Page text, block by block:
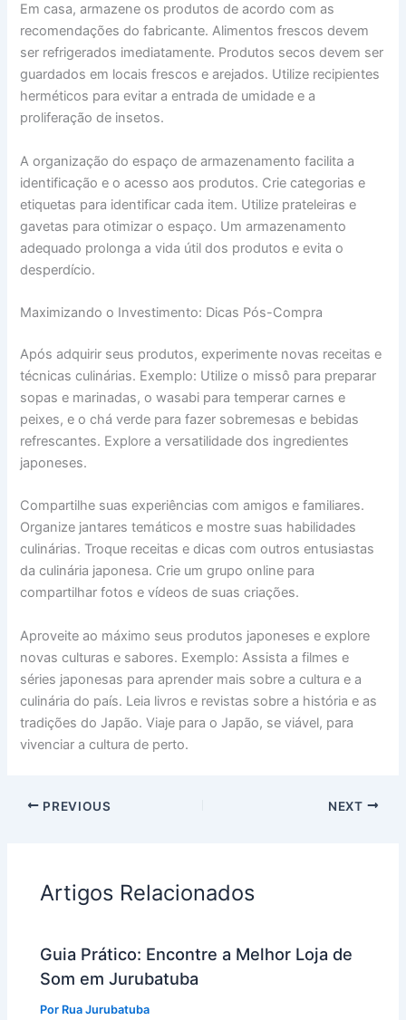
Em casa, armazene os produtos de acordo com as
recomendações do fabricante. Alimentos frescos devem
ser refrigerados imediatamente. Produtos secos devem ser
guardados em locais frescos e arejados. Utilize recipientes
herméticos para evitar a entrada de umidade e a
proliferação de insetos.
A organização do espaço de armazenamento facilita a
identificação e o acesso aos produtos. Crie categorias e
etiquetas para identificar cada item. Utilize prateleiras e
gavetas para otimizar o espaço. Um armazenamento
adequado prolonga a vida útil dos produtos e evita o
desperdício.
Maximizando o Investimento: Dicas Pós-Compra
Após adquirir seus produtos, experimente novas receitas e
técnicas culinárias. Exemplo: Utilize o missô para preparar
sopas e marinadas, o wasabi para temperar carnes e
peixes, e o chá verde para fazer sobremesas e bebidas
refrescantes. Explore a versatilidade dos ingredientes
japoneses.
Compartilhe suas experiências com amigos e familiares.
Organize jantares temáticos e mostre suas habilidades
culinárias. Troque receitas e dicas com outros entusiastas
da culinária japonesa. Crie um grupo online para
compartilhar fotos e vídeos de suas criações.
Aproveite ao máximo seus produtos japoneses e explore
novas culturas e sabores. Exemplo: Assista a filmes e
séries japonesas para aprender mais sobre a cultura e a
culinária do país. Leia livros e revistas sobre a história e as
tradições do Japão. Viaje para o Japão, se viável, para
vivenciar a cultura de perto.
PREVIOUS NEXT
Artigos Relacionados
Guia Prático: Encontre a Melhor Loja de
Som em Jurubatuba
Por Rua Jurubatuba